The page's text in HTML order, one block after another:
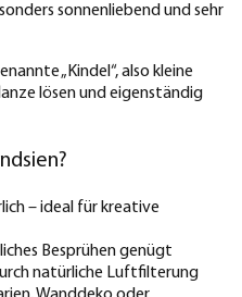
sonnenliebend und sehr
„Kindel“, also kleine
lösen und eigenständig
– ideal für kreative
Besprühen genügt
natürliche Luftfilterung